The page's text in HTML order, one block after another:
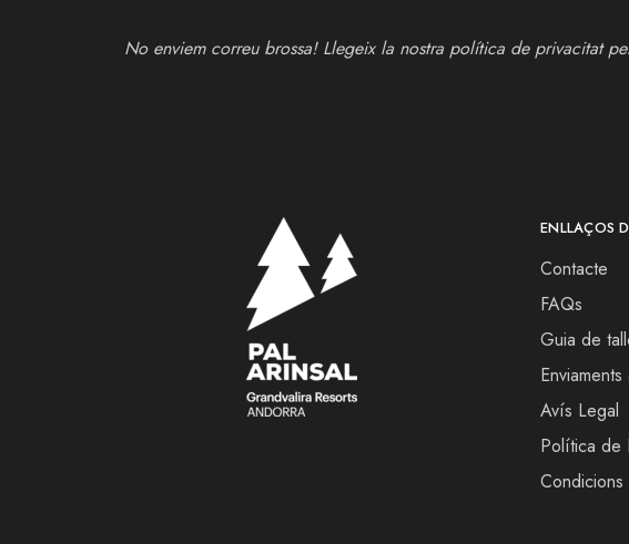
No enviem correu brossa! Llegeix la nostra política de privacitat
ENLLAÇOS
Contacte
FAQs
Guia de
Avís Legal
Política de